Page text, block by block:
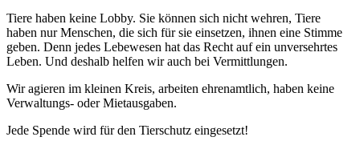
Tiere haben keine Lobby. Sie können sich nicht wehren, Tiere
haben nur Menschen, die sich für sie einsetzen, ihnen eine Stimme
geben. Denn jedes Lebewesen hat das Recht auf ein unversehrtes
Leben. Und deshalb helfen wir auch bei Vermittlungen.
Wir agieren im kleinen Kreis, arbeiten ehrenamtlich, haben keine
Verwaltungs- oder Mietausgaben.
Jede Spende wird für den Tierschutz eingesetzt!